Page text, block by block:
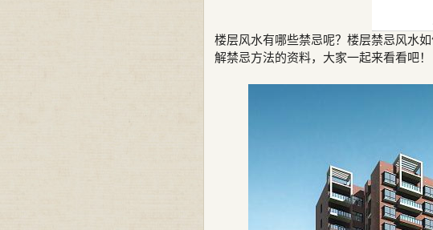
楼层风水有哪些禁忌呢？楼层禁忌风水
解禁忌方法的资料，大家一起来看看吧！